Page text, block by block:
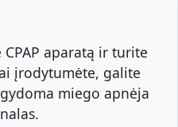
aparatą ir turite
įrodytumėte, galite
miego apnėja